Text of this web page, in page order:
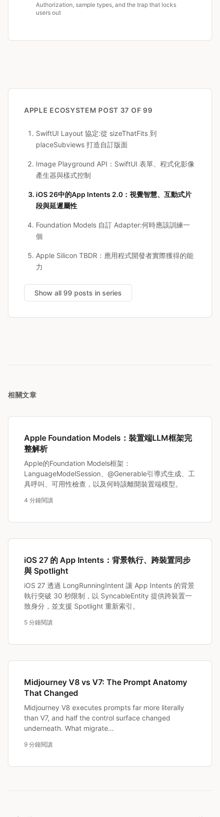
Authorization, sample types, and the trap that locks
users out
APPLE ECOSYSTEM POST 37 OF 99
SwiftUI Layout 協定:從 sizeThatFits 到
placeSubviews 打造自訂版面
Image Playground API：SwiftUI 表單、程式化影像
產生器與樣式控制
iOS 26中的App Intents 2.0：視覺智慧、互動式片
段與延遲屬性
Foundation Models 自訂 Adapter:何時應該訓練一
個
Apple Silicon TBDR：應用程式開發者實際獲得的能
力
Show all 99 posts in series
相關文章
Apple Foundation Models：裝置端LLM框架完
整解析
Apple的Foundation Models框架：
LanguageModelSession、@Generable引導式生成、工
具呼叫、可用性檢查，以及何時該離開裝置端模型。
4 分鐘閱讀
iOS 27 的 App Intents：背景執行、跨裝置同步
與 Spotlight
iOS 27 透過 LongRunningIntent 讓 App Intents 的背景
執行突破 30 秒限制，以 SyncableEntity 提供跨裝置一
致身分，並支援 Spotlight 重新索引。
5 分鐘閱讀
Midjourney V8 vs V7: The Prompt Anatomy
That Changed
Midjourney V8 executes prompts far more literally
than V7, and half the control surface changed
underneath. What migrate…
9 分鐘閱讀